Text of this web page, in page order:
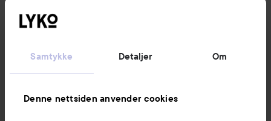
Samtykke Detaljer Om
Denne nettsiden anvender cookies
Kundeservice
Informasjon